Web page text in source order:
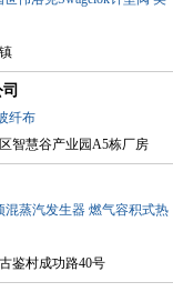
纤布
智慧谷产业园A5栋厂房
混蒸汽发生器 燃气容积式热
鉴村成功路40号